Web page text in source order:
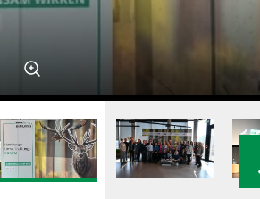
Schulgeschwister Hansa Gymnasium
Weitere
Umweltbildungsprojekte
Stipendiatenprogramm